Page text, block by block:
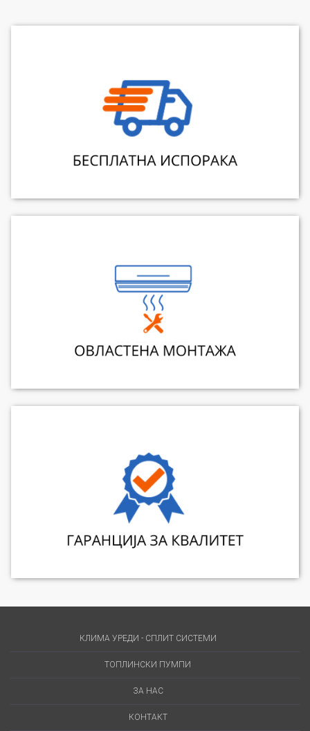
КЛИМА УРЕДИ - СПЛИТ СИСТЕМИ
ТОПЛИНСКИ ПУМПИ
ЗА НАС
КОНТАКТ